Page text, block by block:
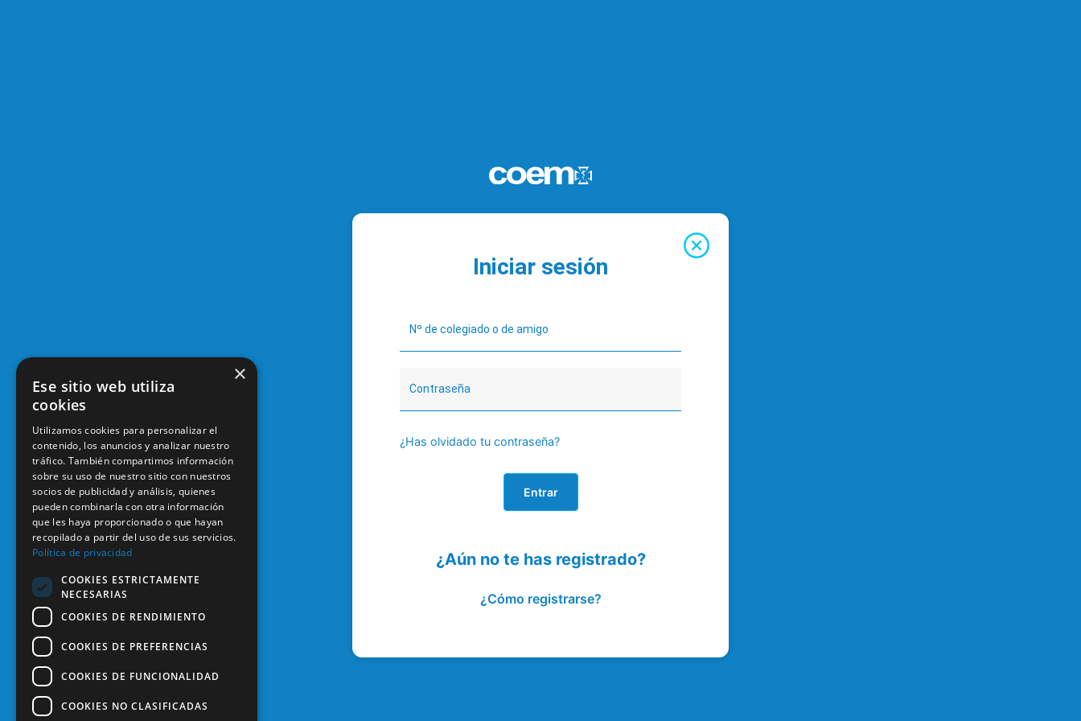
Iniciar sesión
¿Has olvidado tu contraseña?
Entrar
¿Aún no te has registrado?
¿Cómo registrarse?
×
Ese sitio web utiliza
cookies
Utilizamos cookies para personalizar el
contenido, los anuncios y analizar nuestro
tráfico. También compartimos información
sobre su uso de nuestro sitio con nuestros
socios de publicidad y análisis, quienes
pueden combinarla con otra información
que les haya proporcionado o que hayan
recopilado a partir del uso de sus servicios.
Política de privacidad
COOKIES ESTRICTAMENTE
NECESARIAS
COOKIES DE RENDIMIENTO
COOKIES DE PREFERENCIAS
COOKIES DE FUNCIONALIDAD
COOKIES NO CLASIFICADAS